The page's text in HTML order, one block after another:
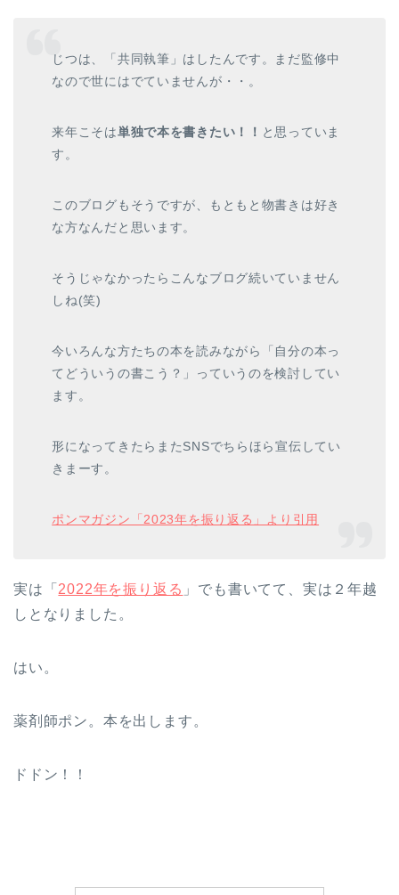
じつは、「共同執筆」はしたんです。まだ監修中
なので世にはでていませんが・・。
来年こそは単独で本を書きたい！！ と思っていま
す。
このブログもそうですが、もともと物書きは好き
な方なんだと思います。
そうじゃなかったらこんなブログ続いていません
しね(笑)
今いろんな方たちの本を読みながら「自分の本っ
てどういうの書こう？」っていうのを検討してい
ます。
形になってきたらまたSNSでちらほら宣伝してい
きまーす。
ポンマガジン「2023年を振り返る」より引用
実は「2022年を振り返る 」でも書いてて、実は２年越
しとなりました。
はい。
薬剤師ポン。本を出します。
ドドン！！